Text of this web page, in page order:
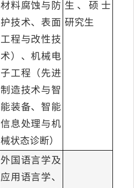
材料腐蚀与防
护技术、表面
工程与改性技
术）、机械电
子工程（先进
制造技术与智
能装备、智能
信息处理与机
械状态诊断）
生、硕士
研究生
外国语言学及
应用语言学、